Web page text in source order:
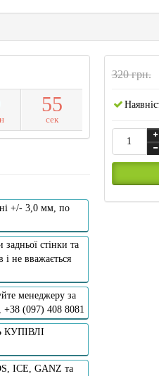
54
сек
+/- 3,0 мм, по
стінки та
не вважається
менеджеру за
(097) 408 8081
ICE, GANZ та
320 грн.